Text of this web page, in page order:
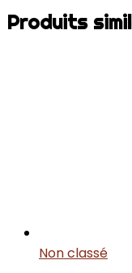
Produits
Non classé